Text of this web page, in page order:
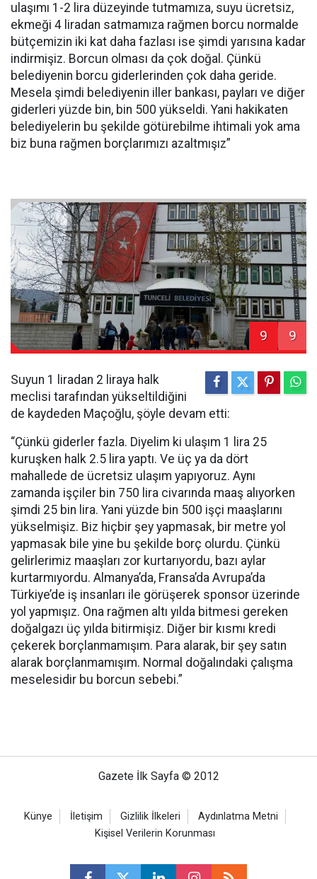
ulaşımı 1-2 lira düzeyinde tutmamıza, suyu ücretsiz,
ekmeği 4 liradan satmamıza rağmen borcu normalde
bütçemizin iki kat daha fazlası ise şimdi yarısına kadar
indirmişiz. Borcun olması da çok doğal. Çünkü
belediyenin borcu giderlerinden çok daha geride.
Mesela şimdi belediyenin iller bankası, payları ve diğer
giderleri yüzde bin, bin 500 yükseldi. Yani hakikaten
belediyelerin bu şekilde götürebilme ihtimali yok ama
biz buna rağmen borçlarımızı azaltmışız”
9 9
Suyun 1 liradan 2 liraya halk
meclisi tarafından yükseltildiğini
de kaydeden Maçoğlu, şöyle devam etti:
“Çünkü giderler fazla. Diyelim ki ulaşım 1 lira 25
kuruşken halk 2.5 lira yaptı. Ve üç ya da dört
mahallede de ücretsiz ulaşım yapıyoruz. Aynı
zamanda işçiler bin 750 lira civarında maaş alıyorken
şimdi 25 bin lira. Yani yüzde bin 500 işçi maaşlarını
yükselmişiz. Biz hiçbir şey yapmasak, bir metre yol
yapmasak bile yine bu şekilde borç olurdu. Çünkü
gelirlerimiz maaşları zor kurtarıyordu, bazı aylar
kurtarmıyordu. Almanya’da, Fransa’da Avrupa’da
Türkiye’de iş insanları ile görüşerek sponsor üzerinde
yol yapmışız. Ona rağmen altı yılda bitmesi gereken
doğalgazı üç yılda bitirmişiz. Diğer bir kısmı kredi
çekerek borçlanmamışım. Para alarak, bir şey satın
alarak borçlanmamışım. Normal doğalındaki çalışma
meselesidir bu borcun sebebi.”
Gazete İlk Sayfa © 2012
Künye İletişim Gizlilik İlkeleri
Aydınlatma Metni
Kişisel Verilerin Korunması